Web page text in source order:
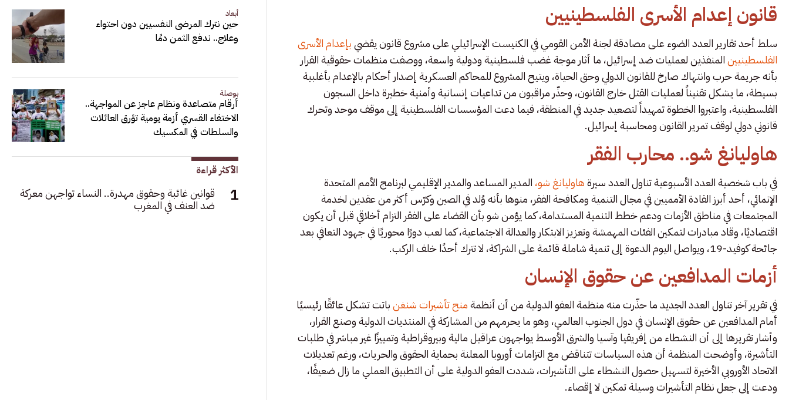
قانون إعدام الأسرى الفلسطينيين
سلط أحد تقارير العدد الضوء على مصادقة لجنة الأمن القومي في الكنيست الإسرائيلي على مشروع قانون يقضيبإعدام الأسرى
الفلسطينيينالمنفذين لعمليات ضد إسرائيل، ما أثار موجة غضب فلسطينية ودولية واسعة، ووصفت منظمات حقوقية القرار
بأنه جريمة حرب وانتهاك صارخ للقانون الدولي وحق الحياة، ويتيح المشروع للمحاكم العسكرية إصدار أحكام بالإعدام بأغلبية
بسيطة، ما يشكل تقنيناً لعمليات القتل خارج القانون، وحذّر مراقبون من تداعيات إنسانية وأمنية خطيرة داخل السجون
الفلسطينية، واعتبروا الخطوة تمهيداً لتصعيد جديد في المنطقة، فيما دعت المؤسسات الفلسطينية إلى موقف موحد وتحرك
قانوني دولي لوقف تمرير القانون ومحاسبة إسرائيل.
هاوليانغ شو.. محارب الفقر
في باب شخصية العدد الأسبوعية تناول العدد سيرةهاوليانغ شو، المدير المساعد والمدير الإقليمي لبرنامج الأمم المتحدة
الإنمائي، أحد أبرز القادة الأمميين في مجال التنمية ومكافحة الفقر، منوها بأنه وُلد في الصين وكرّس أكثر من عقدين لخدمة
المجتمعات في مناطق الأزمات ودعم خطط التنمية المستدامة، كما يؤمن شو بأن القضاء على الفقر التزام أخلاقي قبل أن يكون
اقتصاديًا، وقاد مبادرات لتمكين الفئات المهمشة وتعزيز الابتكار والعدالة الاجتماعية، كما لعب دورًا محوريًا في جهود التعافي بعد
جائحة كوفيد-19، ويواصل اليوم الدعوة إلى تنمية شاملة قائمة على الشراكة، لا تترك أحدًا خلف الركب.
أزمات المدافعين عن حقوق الإنسان
في تقرير آخر تناول العدد الجديد ما حذّرت منه منظمة العفو الدولية من أن أنظمةمنح تأشيرات شنغنباتت تشكل عائقًا رئيسيًا
أمام المدافعين عن حقوق الإنسان في دول الجنوب العالمي، وهو ما يحرمهم من المشاركة في المنتديات الدولية وصنع القرار،
وأشار تقريرها إلى أن النشطاء من إفريقيا وآسيا والشرق الأوسط يواجهون عراقيل مالية وبيروقراطية وتمييزًا غير مباشر في طلبات
التأشيرة، وأوضحت المنظمة أن هذه السياسات تتناقض مع التزامات أوروبا المعلنة بحماية الحقوق والحريات، ورغم تعديلات
الاتحاد الأوروبي الأخيرة لتسهيل حصول النشطاء على التأشيرات، شددت العفو الدولية على أن التطبيق العملي ما زال ضعيفًا،
ودعت إلى جعل نظام التأشيرات وسيلة تمكين لا إقصاء.
أبعاد
حين نترك المرضى النفسيين دون احتواء
وعلاج.. ندفع الثمن دمًا
بوصلة
أرقام متصاعدة ونظام عاجز عن المواجهة..
الاختفاء القسري أزمة يومية تؤرق العائلات
والسلطات في المكسيك
الأكثر قراءة
قوانين غائبة وحقوق مهدرة.. النساء تواجهن معركة
ضد العنف في المغرب